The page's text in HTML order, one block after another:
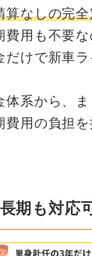
算なしの完
費用も不要
だけで新車
体系から、
費用の負担
期も対応